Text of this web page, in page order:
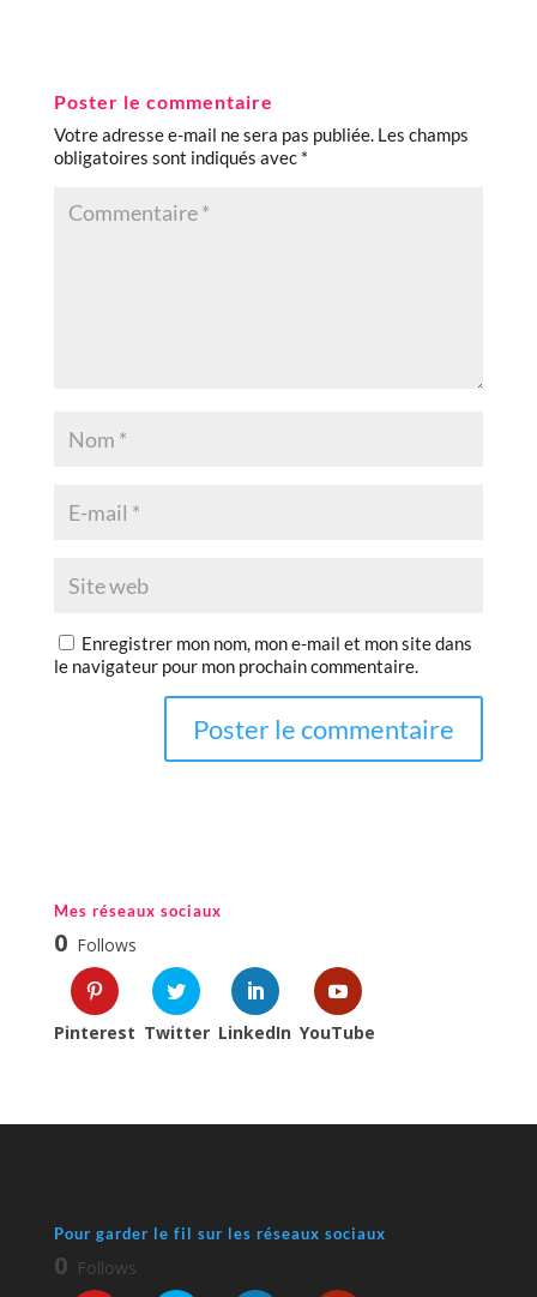
Poster le commentaire
Votre adresse e-mail ne sera pas publiée. Les champs
obligatoires sont indiqués avec *
Enregistrer mon nom, mon e-mail et mon site dans
le navigateur pour mon prochain commentaire.
Mes réseaux sociaux
0 Follows
Pinterest Twitter LinkedIn YouTube
Pour garder le fil sur les réseaux sociaux
0 Follows